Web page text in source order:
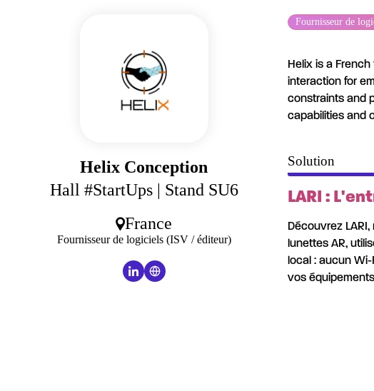
Helix Conception
Hall #StartUps| Stand SU6
France
Fournisseur de logiciels (ISV / éditeur)
Fournisseur de
Helix is a
interaction for
constraints and
capabilities and
Solution
LARI :
Découvrez
lunettes AR,
local : aucun
vos